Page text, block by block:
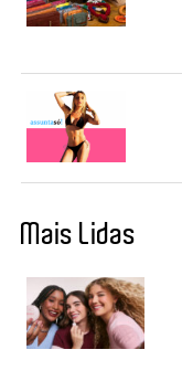
Mais Lidas